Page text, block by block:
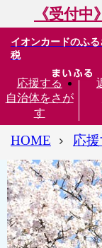
《受付
イオンカードのふ
税
応援する
自治体をさが
す
HOME 応